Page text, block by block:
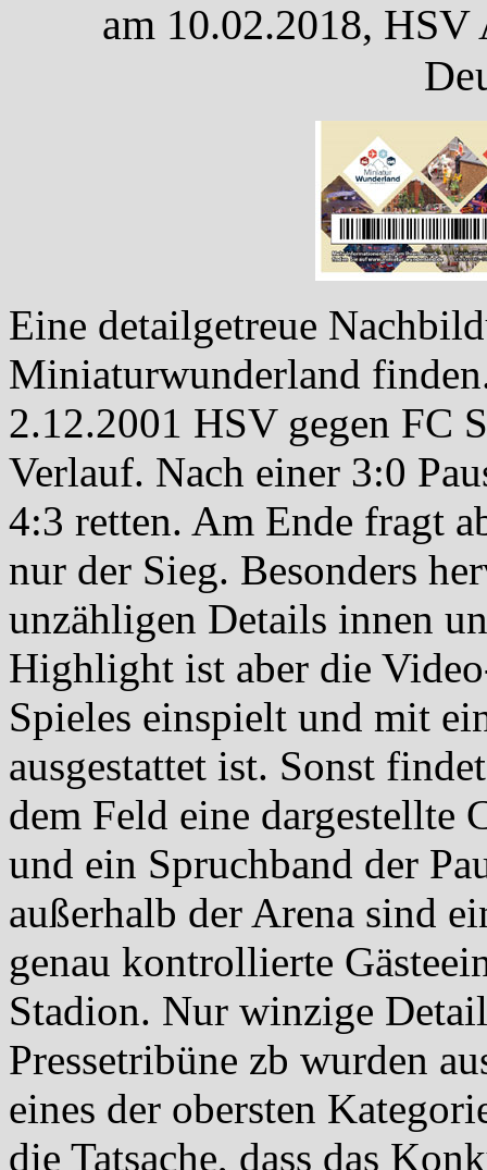
am 10.02.2018,
Eine detailgetreue
Miniaturwunderland
2.12.2001 HSV gegen FC
Verlauf. Nach einer 3:0
4:3 retten. Am Ende fragt
nur der Sieg. Besonders
unzähligen Details innen
Highlight ist aber die
Spieles einspielt und mit
ausgestattet ist. Sonst
dem Feld eine dargestellte
und ein Spruchband der
außerhalb der Arena sind
genau kontrollierte
Stadion. Nur winzige
Pressetribüne zb wurden
eines der obersten
die Tatsache, dass das